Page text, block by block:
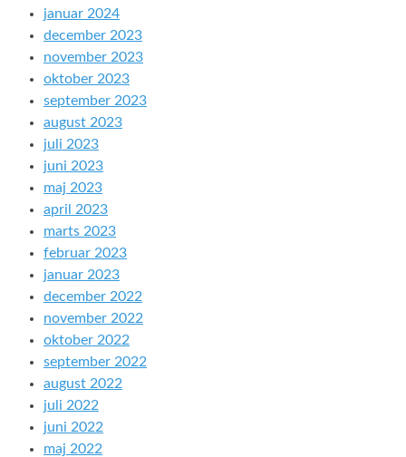
januar 2024
december 2023
november 2023
oktober 2023
september 2023
august 2023
juli 2023
juni 2023
maj 2023
april 2023
marts 2023
februar 2023
januar 2023
december 2022
november 2022
oktober 2022
september 2022
august 2022
juli 2022
juni 2022
maj 2022